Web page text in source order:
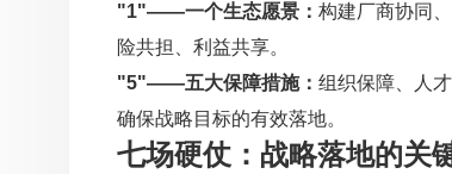
"1"——一个生态愿景： 构建厂商协同
险共担、利益共享。
"5"——五大保障措施： 组织保障、人
确保战略目标的有效落地。
七场硬仗：战略落地的关